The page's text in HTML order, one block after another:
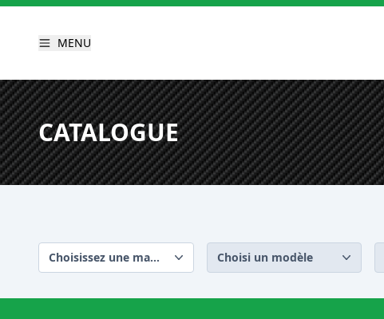
MENU
CATALOGUE
Choisissez une marque Choisi un modèle